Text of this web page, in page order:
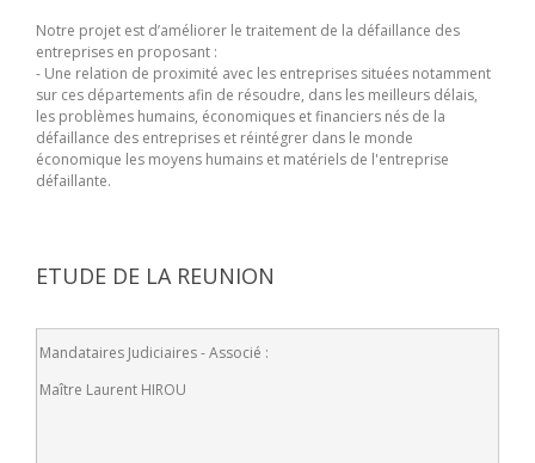
Notre projet est d’améliorer le traitement de la défaillance des
entreprises en proposant :
- Une relation de proximité avec les entreprises situées notamment
sur ces départements afin de résoudre, dans les meilleurs délais,
les problèmes humains, économiques et financiers nés de la
défaillance des entreprises et réintégrer dans le monde
économique les moyens humains et matériels de l'entreprise
défaillante.
ETUDE DE LA REUNION
Mandataires Judiciaires - Associé :
Maître Laurent HIROU